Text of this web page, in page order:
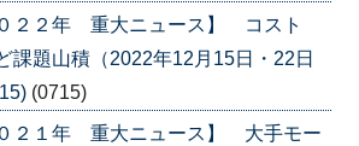
２２年 重大ニュース】 コスト
課題山積（2022年12月15日・22日
(0715)
２１年 重大ニュース】 大手モー